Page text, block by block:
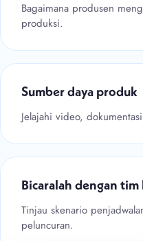
Bagaimana produsen
produksi.
Sumber daya produk
Jelajahi video,
Bicaralah dengan tim
Tinjau skenario
peluncuran.